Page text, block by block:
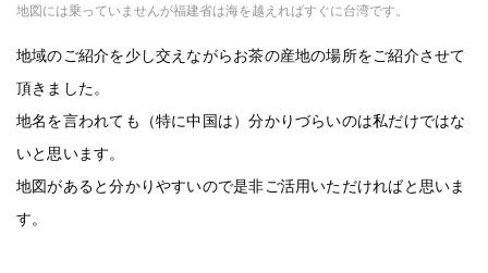
地図には乗っていませんが福建省は海を越えればすぐに台湾です。
地域のご紹介を少し交えながらお茶の産地の場所をご紹介させて
頂きました。
地名を言われても（特に中国は）分かりづらいのは私だけではな
いと思います。
地図があると分かりやすいので是非ご活用いただければと思いま
す。